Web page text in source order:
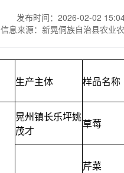
发布时间：2026-02-02
信息来源：新晃侗族自治县农业
生产主体 样品名称
晃州镇长乐坪姚
茂才
草莓
芹菜